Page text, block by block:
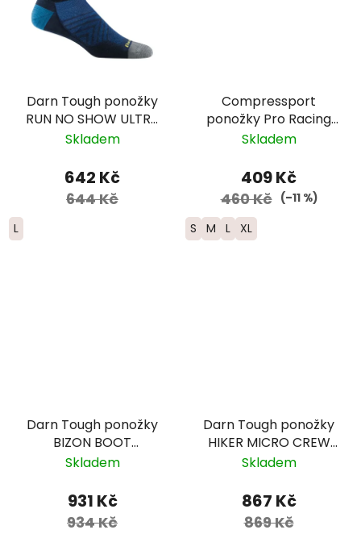
Darn Tough ponožky
RUN NO SHOW ULTRA
Lightweight Merino -
modré
Skladem
642 Kč
644 Kč
L
Compressport
ponožky Pro Racing
Run nízké - černá/
Skladem
409 Kč
460 Kč (–11 %)
S M L XL
Darn Tough ponožky
BIZON BOOT
Midweight Merino -
červené
Skladem
931 Kč
934 Kč
Darn Tough ponožky
HIKER MICRO CREW
Midweight Merino -
modré
Skladem
867 Kč
869 Kč